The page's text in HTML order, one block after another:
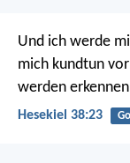
Und ich werde
mich kundtun
werden
Hesekiel 38:23